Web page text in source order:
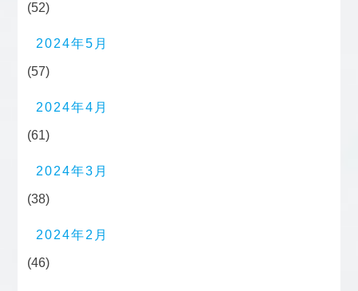
(52)
2024年5月
(57)
2024年4月
(61)
2024年3月
(38)
2024年2月
(46)